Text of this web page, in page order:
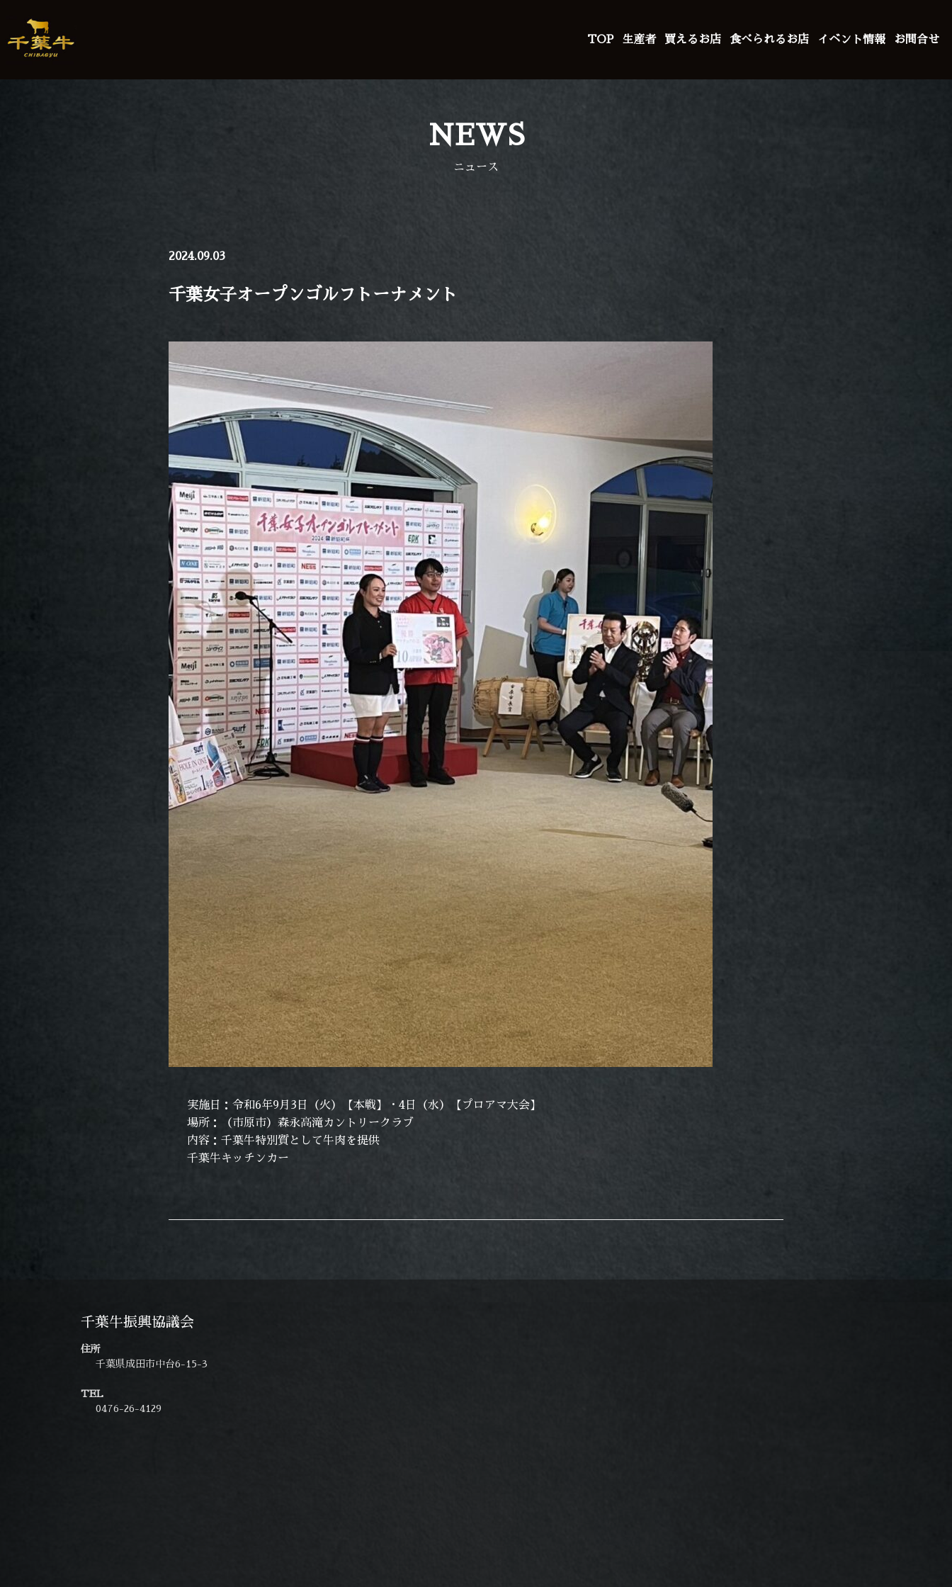
content
TOP 生産者 買えるお店 食べられるお店 イベント情報 お問合せ
NEWS
ニュース
2024.09.03
千葉女子オープンゴルフトーナメント
実施日：令和6年9月3日（火）【本戦】・4日（水）【プロアマ大会】
場所：（市原市）森永高滝カントリークラブ
内容：千葉牛特別質として牛肉を提供
千葉牛キッチンカー
千葉牛振興協議会
住所
千葉県成田市中台6-15-3
TEL
0476-26-4129